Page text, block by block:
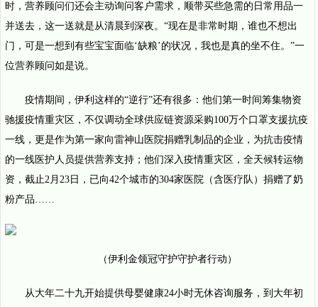
时，营养顾问们还会主动询问客户需求，顺带买些急需的日常用品一
并送去，这一送就是从清晨到深夜。“现在是非常时期，谁也不想出
门，可是一想到有些宝宝面临‘缺粮’的状况，我也是真的坐不住。”一
位营养顾问如是说。
疫情期间，伊利这样的“逆行”还有很多：他们第一时间筹集物资
驰援疫情重灾区，不仅调动全球供应链资源采购100万个口罩支援抗疫
一线，更是作为第一家向雷神山医院捐赠乳制品的企业，为抗击疫情
的一线医护人员提供营养支持；他们深入疫情重灾区，全天候转运物
资，截止2月23日，已向42个城市的304家医院（含医疗队）捐赠了奶
粉产品……
（伊利金领冠守护守护者行动）
从大年二十九开始提供母婴健康24小时无休咨询服务，到大年初